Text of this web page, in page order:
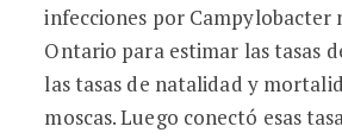
infecciones por Campylobacter
Ontario para estimar las tasas
las tasas de natalidad y
moscas. Luego conectó esas